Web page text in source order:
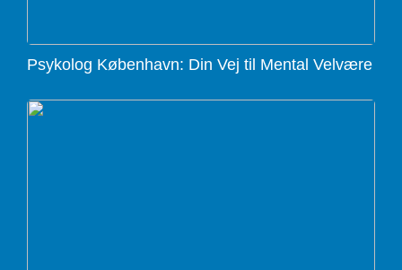
Psykolog København: Din Vej til Mental Velvære